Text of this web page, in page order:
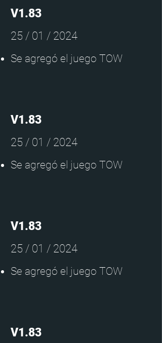
V1.83
25 / 01 / 2024
Se agregó el juego TOW
V1.83
25 / 01 / 2024
Se agregó el juego TOW
V1.83
25 / 01 / 2024
Se agregó el juego TOW
V1.83